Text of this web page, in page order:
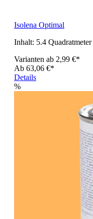
Isolena Optimal
Inhalt: 5.4 Quadratmeter
Varianten ab 2,99 €*
Ab 63,06 €*
Details
%